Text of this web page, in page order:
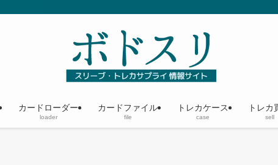
カードローダー
loader
カードファイル
file
トレカケース
case
トレカ
sell